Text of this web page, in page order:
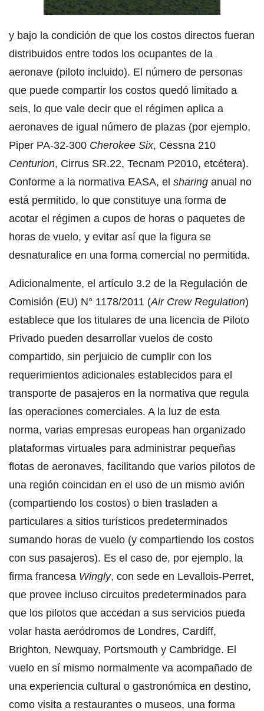
y bajo la condición de que los costos directos fueran
distribuidos entre todos los ocupantes de la
aeronave (piloto incluido). El número de personas
que puede compartir los costos quedó limitado a
seis, lo que vale decir que el régimen aplica a
aeronaves de igual número de plazas (por ejemplo,
Piper PA-32-300 Cherokee Six, Cessna 210
Centurion, Cirrus SR.22, Tecnam P2010, etcétera).
Conforme a la normativa EASA, el sharing anual no
está permitido, lo que constituye una forma de
acotar el régimen a cupos de horas o paquetes de
horas de vuelo, y evitar así que la figura se
desnaturalice en una forma comercial no permitida.
Adicionalmente, el artículo 3.2 de la Regulación de
Comisión (EU) N° 1178/2011 (Air Crew Regulation)
establece que los titulares de una licencia de Piloto
Privado pueden desarrollar vuelos de costo
compartido, sin perjuicio de cumplir con los
requerimientos adicionales establecidos para el
transporte de pasajeros en la normativa que regula
las operaciones comerciales. A la luz de esta
norma, varias empresas europeas han organizado
plataformas virtuales para administrar pequeñas
flotas de aeronaves, facilitando que varios pilotos de
una región coincidan en el uso de un mismo avión
(compartiendo los costos) o bien trasladen a
particulares a sitios turísticos predeterminados
sumando horas de vuelo (y compartiendo los costos
con sus pasajeros). Es el caso de, por ejemplo, la
firma francesa Wingly, con sede en Levallois-Perret,
que provee incluso circuitos predeterminados para
que los pilotos que accedan a sus servicios pueda
volar hasta aeródromos de Londres, Cardiff,
Brighton, Newquay, Portsmouth y Cambridge. El
vuelo en sí mismo normalmente va acompañado de
una experiencia cultural o gastronómica en destino,
como visita a restaurantes o museos, una forma